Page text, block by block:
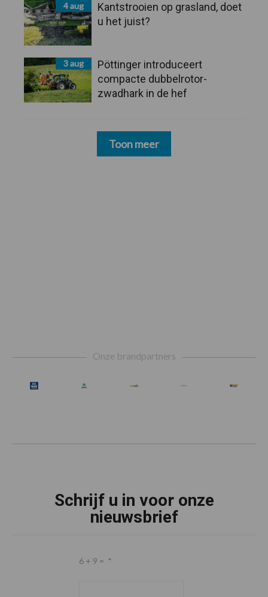
4 aug
Kantstrooien op grasland, doet
u het juist?
3 aug
Pöttinger introduceert
compacte dubbelrotor-
zwadhark in de hef
Toon meer
Onze brandpartners
Schrijf u in voor onze
nieuwsbrief
6 + 9 = *